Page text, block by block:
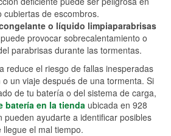
de escombros.
o líquido limpiaparabrisas
provocar sobrecalentamiento o
parabrisas durante las tormentas.
reduce el riesgo de fallas inesperadas
un viaje después de una tormenta. Si
de tu batería o del sistema de carga,
batería en la tienda ubicada en 928
pueden ayudarte a identificar posibles
el mal tiempo.